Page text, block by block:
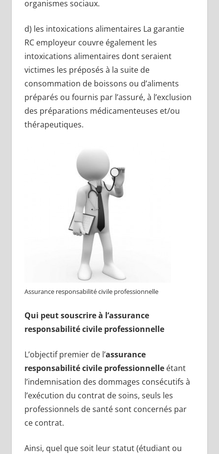
organismes sociaux.
d) les intoxications alimentaires La garantie
RC employeur couvre également les
intoxications alimentaires dont seraient
victimes les préposés à la suite de
consommation de boissons ou d’aliments
préparés ou fournis par l’assuré, à l’exclusion
des préparations médicamenteuses et/ou
thérapeutiques.
Assurance responsabilité civile professionnelle
Qui peut souscrire à l’assurance
responsabilité civile professionnelle
L’objectif premier de l’assurance
responsabilité civile professionnelleétant
l’indemnisation des dommages consécutifs à
l’exécution du contrat de soins, seuls les
professionnels de santé sont concernés par
ce contrat.
Ainsi, quel que soit leur statut (étudiant ou